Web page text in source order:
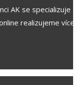
AK se specializuje
realizujeme více